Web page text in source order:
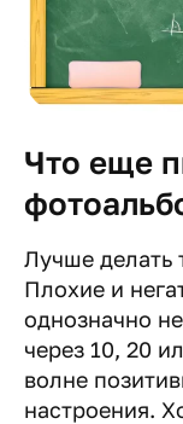
Что еще
Лучше делать
Плохие и
однозначно
через 10, 20
волне
настроения.